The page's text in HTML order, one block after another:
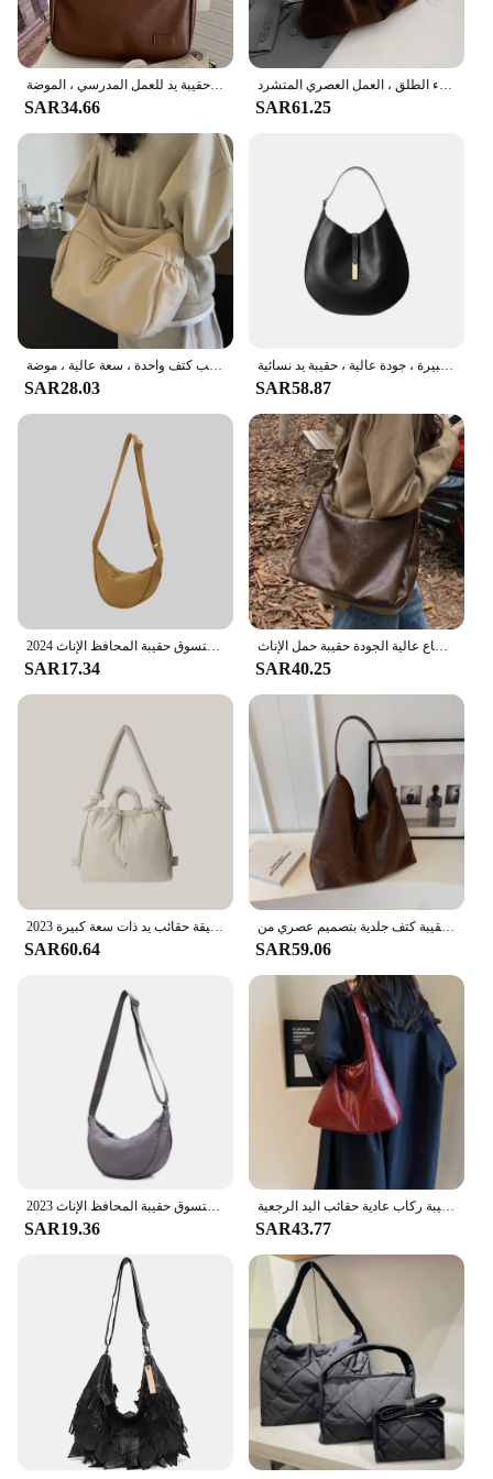
SAR34.66 SAR61.25
SAR28.03 SAR58.87
SAR17.34 SAR40.25
SAR60.64 SAR59.06
حقيبة كروس هوبوس نايلون عادية للنساء مصمم حقائب كتف سعة كبيرة حمل سيدة السفر المتسوق حقيبة المحافظ الإناث 2023
SAR19.36
الخريف والشتاء حقيبة المرأة خمر سعة كبيرة حقيبة كتف من جلد الغزال بلون بسيط حقيبة ركاب عادية حقائب اليد الرجعية
SAR43.77